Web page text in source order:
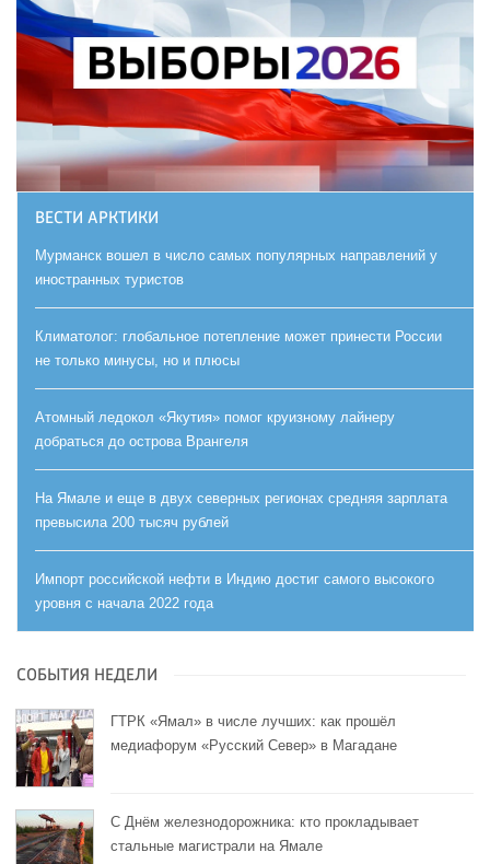
ВЕСТИ АРКТИКИ
Мурманск вошел в число самых популярных направлений у
иностранных туристов
Климатолог: глобальное потепление может принести России
не только минусы, но и плюсы
Атомный ледокол «Якутия» помог круизному лайнеру
добраться до острова Врангеля
На Ямале и еще в двух северных регионах средняя зарплата
превысила 200 тысяч рублей
Импорт российской нефти в Индию достиг самого высокого
уровня с начала 2022 года
СОБЫТИЯ НЕДЕЛИ
ГТРК «Ямал» в числе лучших: как прошёл
медиафорум «Русский Север» в Магадане
С Днём железнодорожника: кто прокладывает
стальные магистрали на Ямале